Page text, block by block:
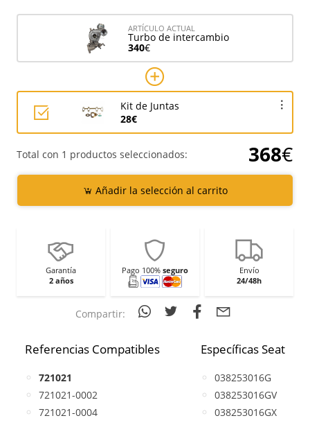
ARTÍCULO ACTUAL
Turbo de intercambio
340€
Kit de Juntas
28€
Total con 1 productos seleccionados: 368€
Añadir la selección al carrito
Garantía
2 años
Pago 100% seguro
Envío
24/48h
Compartir:
Referencias Compatibles
721021
721021-0002
721021-0004
Específicas Seat
038253016G
038253016GV
038253016GX